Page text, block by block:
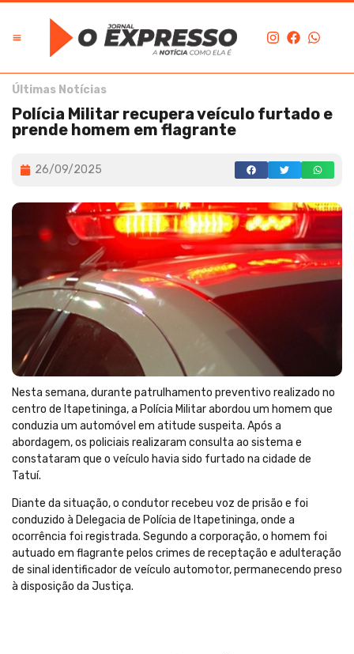
Últimas Notícias
Polícia Militar recupera veículo furtado e
prende homem em flagrante
26/09/2025
Nesta semana, durante patrulhamento preventivo realizado no
centro de Itapetininga, a Polícia Militar abordou um homem que
conduzia um automóvel em atitude suspeita. Após a
abordagem, os policiais realizaram consulta ao sistema e
constataram que o veículo havia sido furtado na cidade de
Tatuí.
Diante da situação, o condutor recebeu voz de prisão e foi
conduzido à Delegacia de Polícia de Itapetininga, onde a
ocorrência foi registrada. Segundo a corporação, o homem foi
autuado em flagrante pelos crimes de receptação e adulteração
de sinal identificador de veículo automotor, permanecendo preso
à disposição da Justiça.